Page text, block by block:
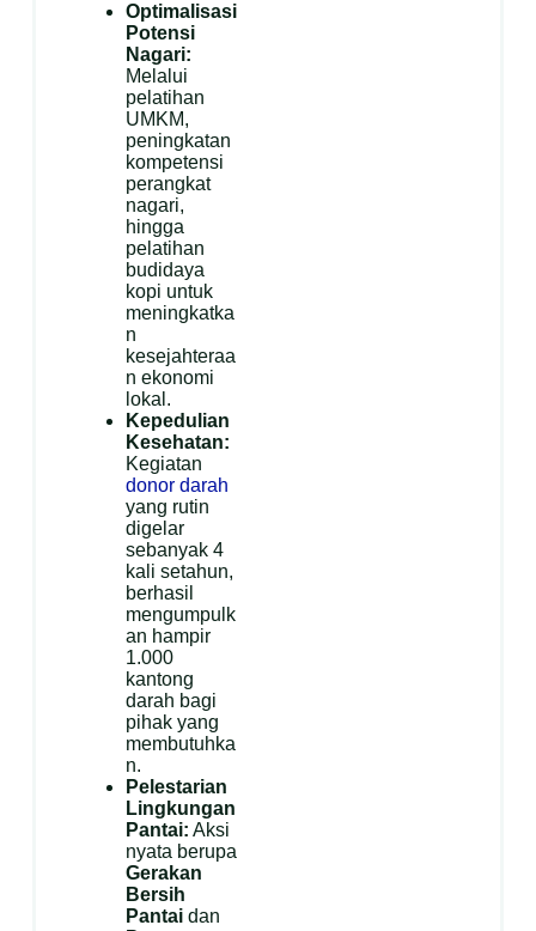
Optimalisasi
Potensi
Nagari:
Melalui
pelatihan
UMKM,
peningkatan
kompetensi
perangkat
nagari,
hingga
pelatihan
budidaya
kopi untuk
meningkatka
n
kesejahteraa
n ekonomi
lokal.
Kepedulian
Kesehatan:
Kegiatan
donor darah
yang rutin
digelar
sebanyak 4
kali setahun,
berhasil
mengumpulk
an hampir
1.000
kantong
darah bagi
pihak yang
membutuhka
n.
Pelestarian
Lingkungan
Pantai: Aksi
nyata berupa
Gerakan
Bersih
Pantaidan